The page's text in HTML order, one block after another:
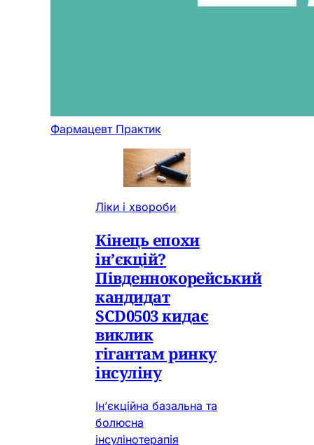
Фармацевт Практик
Ліки і хвороби
Кінець епохи
ін’єкцій?
Південнокорейський
кандидат
SCD0503 кидає
виклик
гігантам ринку
інсуліну
Ін’єкційна базальна та
болюсна
інсулінотерапія